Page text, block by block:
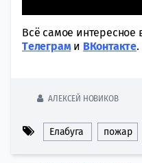
Всё самое интересное
Tелеграми ВКонтакте.
АЛЕКСЕЙ НОВИКОВ
Елабуга пожар